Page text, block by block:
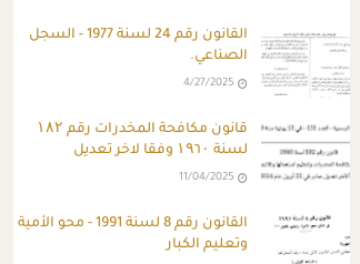
القانون رقم 24 لسنة 1977 - السجل
الصناعي.
4/27/2025
قانون مكافحة المخدرات رقم ۱۸۲
لسنة ۱۹٦۰ وفقا لاخر تعديل
11/04/2025
القانون رقم 8 لسنة 1991 - محو الأمية
وتعليم الكبار